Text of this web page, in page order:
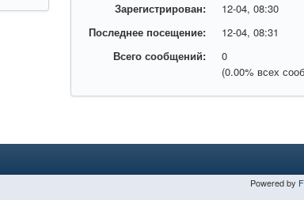
Зарегистрирован:
12-04, 08:30
Последнее посещение:
12-04, 08:31
Всего сообщений:
0
(0.00% всех
Powered by